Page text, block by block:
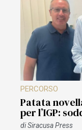
PERCORSO
Patata
per l’IGP:
diSiracusa Press